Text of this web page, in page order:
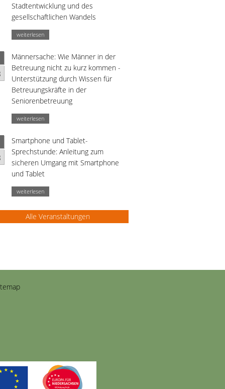
Stadtentwicklung und des
gesellschaftlichen Wandels
weiterlesen
Männersache: Wie Männer in der
Betreuung nicht zu kurz kommen -
Unterstützung durch Wissen für
Betreuungskräfte in der
Seniorenbetreuung
weiterlesen
Smartphone und Tablet-
Sprechstunde: Anleitung zum
sicheren Umgang mit Smartphone
und Tablet
weiterlesen
Alle Veranstaltungen